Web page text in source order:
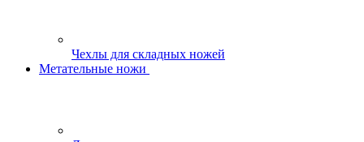
Чехлы для складных ножей
Метательные ножи